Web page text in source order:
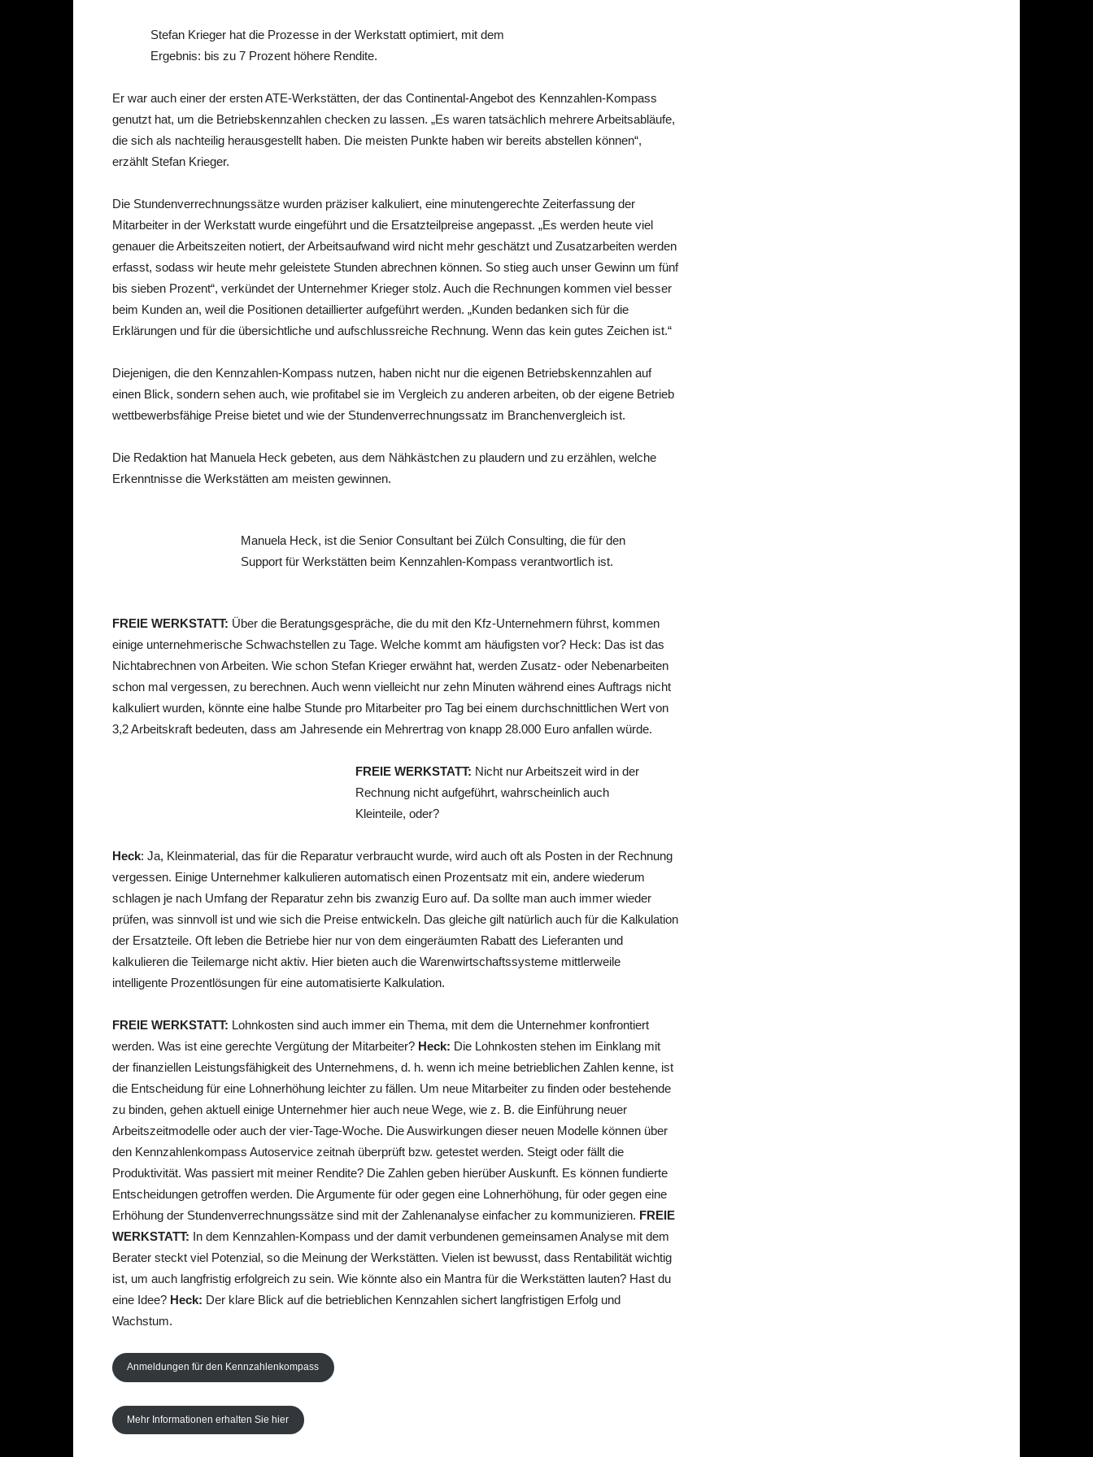
Stefan Krieger hat die Prozesse in der Werkstatt optimiert, mit dem
Ergebnis: bis zu 7 Prozent höhere Rendite.
Er war auch einer der ersten ATE-Werkstätten, der das Continental-Angebot des Kennzahlen-Kompass
genutzt hat, um die Betriebskennzahlen checken zu lassen. „Es waren tatsächlich mehrere Arbeitsabläufe,
die sich als nachteilig herausgestellt haben. Die meisten Punkte haben wir bereits abstellen können“,
erzählt Stefan Krieger.
Die Stundenverrechnungssätze wurden präziser kalkuliert, eine minutengerechte Zeiterfassung der
Mitarbeiter in der Werkstatt wurde eingeführt und die Ersatzteilpreise angepasst. „Es werden heute viel
genauer die Arbeitszeiten notiert, der Arbeitsaufwand wird nicht mehr geschätzt und Zusatzarbeiten werden
erfasst, sodass wir heute mehr geleistete Stunden abrechnen können. So stieg auch unser Gewinn um fünf
bis sieben Prozent“, verkündet der Unternehmer Krieger stolz. Auch die Rechnungen kommen viel besser
beim Kunden an, weil die Positionen detaillierter aufgeführt werden. „Kunden bedanken sich für die
Erklärungen und für die übersichtliche und aufschlussreiche Rechnung. Wenn das kein gutes Zeichen ist.“
Diejenigen, die den Kennzahlen-Kompass nutzen, haben nicht nur die eigenen Betriebskennzahlen auf
einen Blick, sondern sehen auch, wie profitabel sie im Vergleich zu anderen arbeiten, ob der eigene Betrieb
wettbewerbsfähige Preise bietet und wie der Stundenverrechnungssatz im Branchenvergleich ist.
Die Redaktion hat Manuela Heck gebeten, aus dem Nähkästchen zu plaudern und zu erzählen, welche
Erkenntnisse die Werkstätten am meisten gewinnen.
Manuela Heck, ist die Senior Consultant bei Zülch Consulting, die für den
Support für Werkstätten beim Kennzahlen-Kompass verantwortlich ist.
FREIE WERKSTATT: Über die Beratungsgespräche, die du mit den Kfz-Unternehmern führst, kommen
einige unternehmerische Schwachstellen zu Tage. Welche kommt am häufigsten vor? Heck: Das ist das
Nichtabrechnen von Arbeiten. Wie schon Stefan Krieger erwähnt hat, werden Zusatz- oder Nebenarbeiten
schon mal vergessen, zu berechnen. Auch wenn vielleicht nur zehn Minuten während eines Auftrags nicht
kalkuliert wurden, könnte eine halbe Stunde pro Mitarbeiter pro Tag bei einem durchschnittlichen Wert von
3,2 Arbeitskraft bedeuten, dass am Jahresende ein Mehrertrag von knapp 28.000 Euro anfallen würde.
FREIE WERKSTATT: Nicht nur Arbeitszeit wird in der
Rechnung nicht aufgeführt, wahrscheinlich auch
Kleinteile, oder?
Heck: Ja, Kleinmaterial, das für die Reparatur verbraucht wurde, wird auch oft als Posten in der Rechnung
vergessen. Einige Unternehmer kalkulieren automatisch einen Prozentsatz mit ein, andere wiederum
schlagen je nach Umfang der Reparatur zehn bis zwanzig Euro auf. Da sollte man auch immer wieder
prüfen, was sinnvoll ist und wie sich die Preise entwickeln. Das gleiche gilt natürlich auch für die Kalkulation
der Ersatzteile. Oft leben die Betriebe hier nur von dem eingeräumten Rabatt des Lieferanten und
kalkulieren die Teilemarge nicht aktiv. Hier bieten auch die Warenwirtschaftssysteme mittlerweile
intelligente Prozentlösungen für eine automatisierte Kalkulation.
FREIE WERKSTATT: Lohnkosten sind auch immer ein Thema, mit dem die Unternehmer konfrontiert
werden. Was ist eine gerechte Vergütung der Mitarbeiter? Heck: Die Lohnkosten stehen im Einklang mit
der finanziellen Leistungsfähigkeit des Unternehmens, d. h. wenn ich meine betrieblichen Zahlen kenne, ist
die Entscheidung für eine Lohnerhöhung leichter zu fällen. Um neue Mitarbeiter zu finden oder bestehende
zu binden, gehen aktuell einige Unternehmer hier auch neue Wege, wie z. B. die Einführung neuer
Arbeitszeitmodelle oder auch der vier-Tage-Woche. Die Auswirkungen dieser neuen Modelle können über
den Kennzahlenkompass Autoservice zeitnah überprüft bzw. getestet werden. Steigt oder fällt die
Produktivität. Was passiert mit meiner Rendite? Die Zahlen geben hierüber Auskunft. Es können fundierte
Entscheidungen getroffen werden. Die Argumente für oder gegen eine Lohnerhöhung, für oder gegen eine
Erhöhung der Stundenverrechnungssätze sind mit der Zahlenanalyse einfacher zu kommunizieren. FREIE
WERKSTATT: In dem Kennzahlen-Kompass und der damit verbundenen gemeinsamen Analyse mit dem
Berater steckt viel Potenzial, so die Meinung der Werkstätten. Vielen ist bewusst, dass Rentabilität wichtig
ist, um auch langfristig erfolgreich zu sein. Wie könnte also ein Mantra für die Werkstätten lauten? Hast du
eine Idee? Heck: Der klare Blick auf die betrieblichen Kennzahlen sichert langfristigen Erfolg und
Wachstum.
Anmeldungen für den Kennzahlenkompass
Mehr Informationen erhalten Sie hier